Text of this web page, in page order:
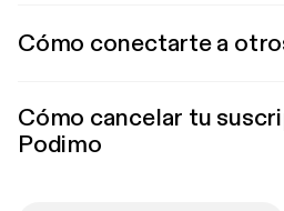
Cómo conectarte a
Cómo cancelar tu
Podimo